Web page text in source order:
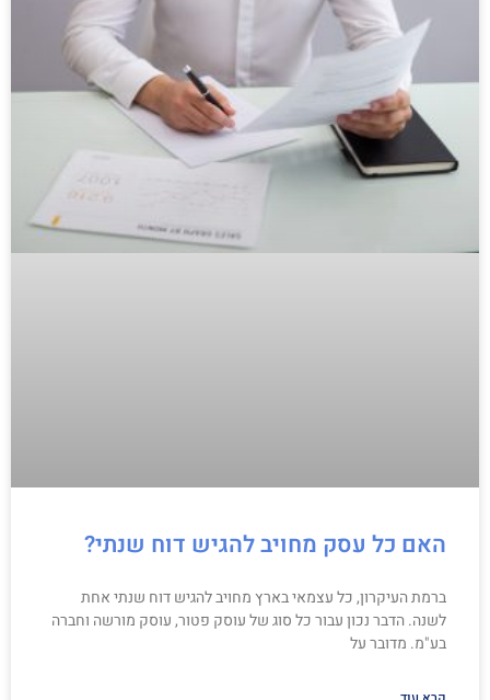
האם כל עסק מחויב להגיש דוח שנתי?
ברמת העיקרון, כל עצמאי בארץ מחויב להגיש דוח שנתי אחת
לשנה. הדבר נכון עבור כל סוג של עוסק פטור, עוסק מורשה וחברה
בע"מ. מדובר על